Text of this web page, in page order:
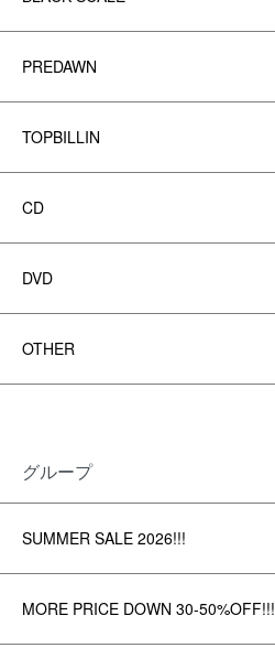
PREDAWN
TOPBILLIN
CD
DVD
OTHER
グループ
SUMMER SALE 2026!!!
MORE PRICE DOWN 30-50%OFF!!!